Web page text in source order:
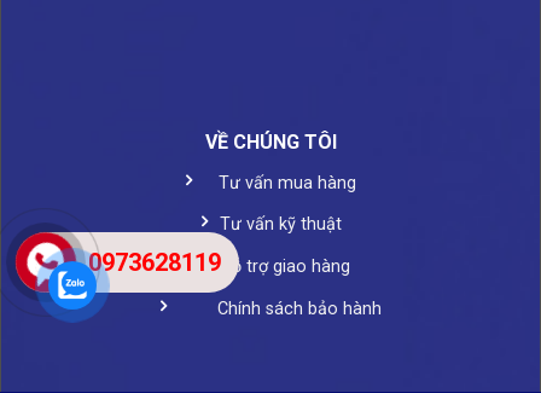
VỀ CHÚNG TÔI
Tư vấn mua hàng
Tư vấn kỹ thuật
Hỗ trợ giao hàng
Chính sách bảo hành
0973628119